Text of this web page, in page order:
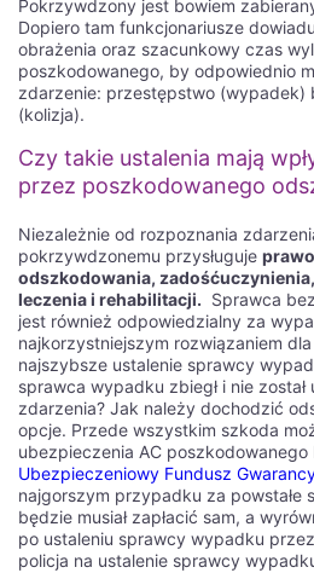
Pokrzywdzony jest bowiem
Dopiero tam funkcjonariusze
obrażenia oraz szacunkowy czas
poszkodowanego, by odpowiednio
zdarzenie: przestępstwo (wypadek)
(kolizja).
Czy takie ustalenia mają
przez poszkodowanego
Niezależnie od rozpoznania
pokrzywdzonemu przysługuje
odszkodowania,
leczenia i rehabilitacji. Sprawca
jest również odpowiedzialny za
najkorzystniejszym rozwiązaniem
najszybsze ustalenie sprawcy
sprawca wypadku zbiegł i nie został
zdarzenia? Jak należy dochodzić
opcje. Przede wszystkim szkoda
ubezpieczenia AC poszkodowanego
Ubezpieczeniowy Fundusz
najgorszym przypadku za powstałe
będzie musiał zapłacić sam, a
po ustaleniu sprawcy wypadku
policja na ustalenie sprawcy